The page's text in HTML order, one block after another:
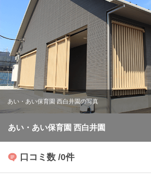
あい・あい保育園 西白井園の写真
あい・あい保育園 西白井園
口コミ数 /0件